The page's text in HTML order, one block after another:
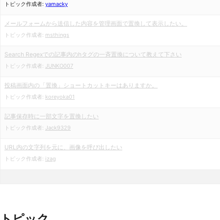
トピック作成者: yamacky
メールフォームから送信した内容を管理画面で置換して表示したい。
トピック作成者: msthings
Search Regexでの記事内のhタグの一斉置換について教えて下さい
トピック作成者: JUNKO007
投稿画面内の「置換」ショートカットキーはありますか。
トピック作成者: koreyoka01
記事保存時に一部文字を置換したい
トピック作成者: Jack9329
URL内の文字列を元に、画像を呼び出したい
トピック作成者: izag